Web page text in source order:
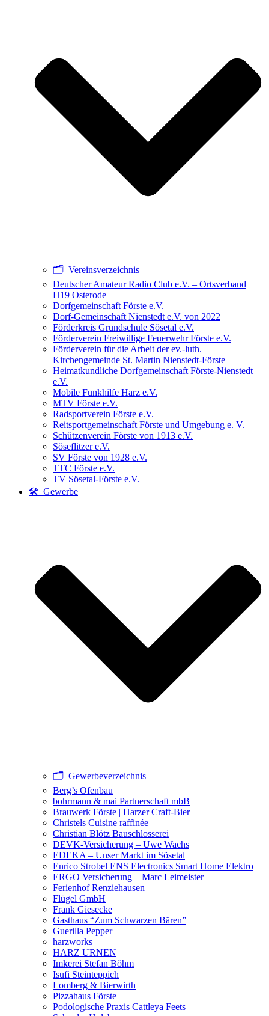
🗂️ Vereinsverzeichnis
Deutscher Amateur Radio Club e.V. – Ortsverband
H19 Osterode
Dorfgemeinschaft Förste e.V.
Dorf-Gemeinschaft Nienstedt e.V. von 2022
Förderkreis Grundschule Sösetal e.V.
Förderverein Freiwillige Feuerwehr Förste e.V.
Förderverein für die Arbeit der ev.-luth.
Kirchengemeinde St. Martin Nienstedt-Förste
Heimatkundliche Dorfgemeinschaft Förste-Nienstedt
e.V.
Mobile Funkhilfe Harz e.V.
MTV Förste e.V.
Radsportverein Förste e.V.
Reitsportgemeinschaft Förste und Umgebung e. V.
Schützenverein Förste von 1913 e.V.
Söseflitzer e.V.
SV Förste von 1928 e.V.
TTC Förste e.V.
TV Sösetal-Förste e.V.
🛠️ Gewerbe
🗂️ Gewerbeverzeichnis
Berg’s Ofenbau
bohrmann & mai Partnerschaft mbB
Brauwerk Förste | Harzer Craft-Bier
Christels Cuisine raffinée
Christian Blötz Bauschlosserei
DEVK-Versicherung – Uwe Wachs
EDEKA – Unser Markt im Sösetal
Enrico Strobel ENS Electronics Smart Home Elektro
ERGO Versicherung – Marc Leimeister
Ferienhof Renziehausen
Flügel GmbH
Frank Giesecke
Gasthaus “Zum Schwarzen Bären”
Guerilla Pepper
harzworks
HARZ URNEN
Imkerei Stefan Böhm
Isufi Steinteppich
Lomberg & Bierwirth
Pizzahaus Förste
Podologische Praxis Cattleya Feets